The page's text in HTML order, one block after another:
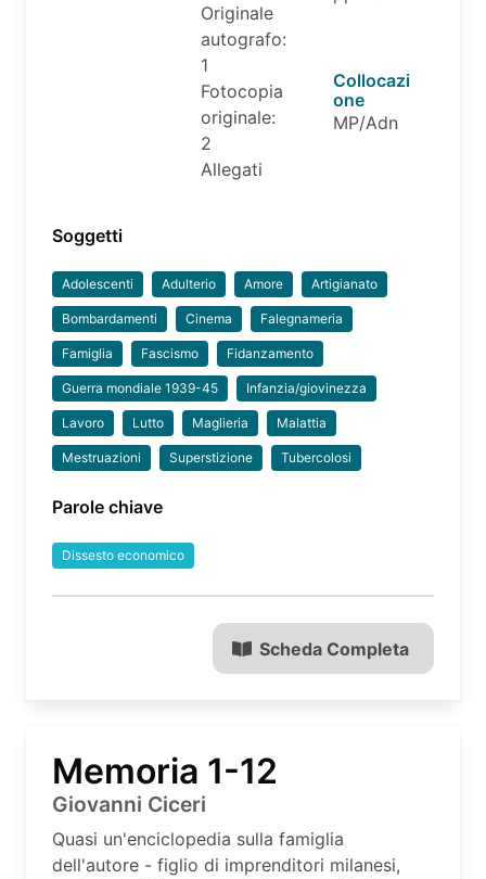
Originale
autografo:
1
Fotocopia
originale:
2
Allegati
Collocazi
one
MP/Adn
Soggetti
Adolescenti Adulterio Amore Artigianato
Bombardamenti Cinema Falegnameria
Famiglia Fascismo Fidanzamento
Guerra mondiale 1939-45 Infanzia/giovinezza
Lavoro Lutto Maglieria Malattia
Mestruazioni Superstizione Tubercolosi
Parole chiave
Dissesto economico
Scheda Completa
Memoria 1-12
Giovanni Ciceri
Quasi un'enciclopedia sulla famiglia
dell'autore - figlio di imprenditori milanesi,